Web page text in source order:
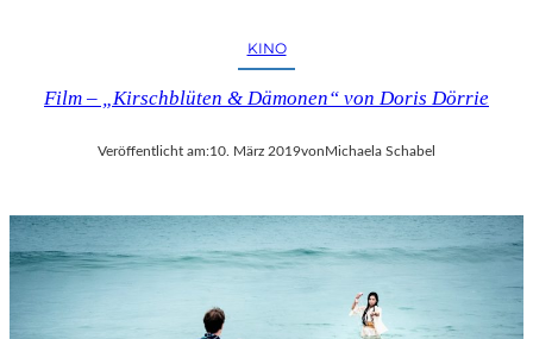
KINO
Film – „Kirschblüten & Dämonen“ von Doris Dörrie
Veröffentlicht am:10. März 2019vonMichaela Schabel